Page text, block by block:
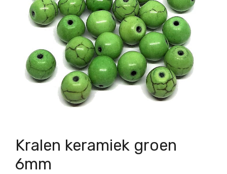
Kralen keramiek groen
6mm